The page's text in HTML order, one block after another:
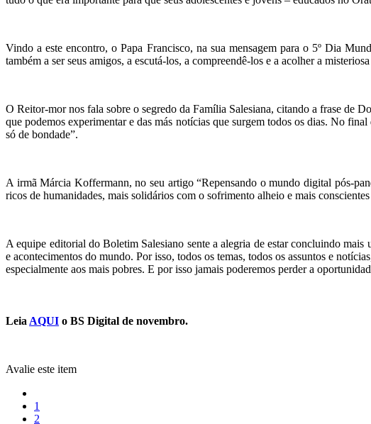
Vindo a este encontro, o Papa Francisco, na sua mensagem para o 5º Dia
também a ser seus amigos, a escutá-los, a compreendê-los e a acolher a
O Reitor-mor nos fala sobre o segredo da Família Salesiana, citando a frase de
que podemos experimentar e das más notícias que surgem todos os dias. No
só de bondade”.
A irmã Márcia Koffermann, no seu artigo “Repensando o mundo digital pós-
ricos de humanidades, mais solidários com o sofrimento alheio e mais
A equipe editorial do Boletim Salesiano sente a alegria de estar concluindo
e acontecimentos do mundo. Por isso, todos os temas, todos os assuntos e
especialmente aos mais pobres. E por isso jamais poderemos perder a
LeiaAQUI o BS Digital de novembro.
Avalie este item
1
2